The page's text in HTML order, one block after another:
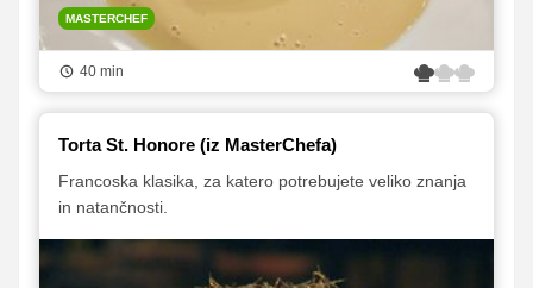
MASTERCHEF
40 min
Torta St. Honore (iz MasterChefa)
Francoska klasika, za katero potrebujete veliko znanja
in natančnosti.